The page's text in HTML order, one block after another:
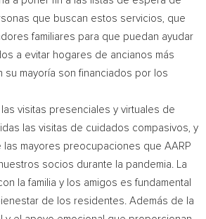
que buscan estos servicios, que
familiares para que puedan ayudar
a evitar hogares de ancianos más
su mayoría son financiados por los
las visitas presenciales y virtuales de
las visitas de cuidados compasivos, y
las mayores preocupaciones que AARP
socios durante la pandemia. La
la familia y los amigos es fundamental
de los residentes. Además de la